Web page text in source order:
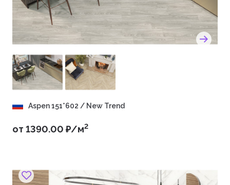
Aspen 151*602 / New Trend
от 1390.00 ₽/м2